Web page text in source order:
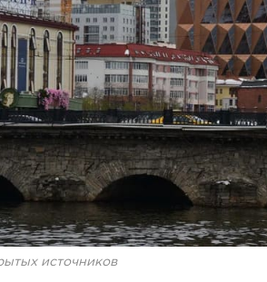
источников